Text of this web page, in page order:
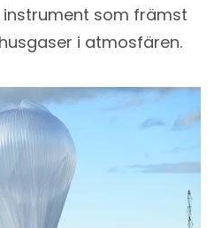
som främst
i atmosfären.